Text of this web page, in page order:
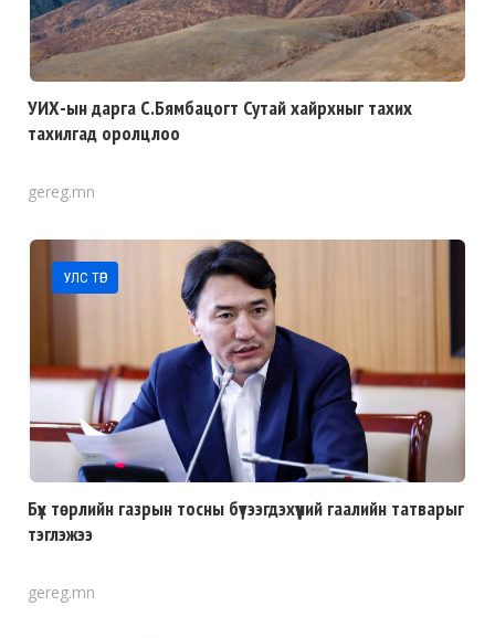
УИХ-ын дарга С.Бямбацогт Сутай хайрхныг тахих
тахилгад оролцлоо
gereg.mn
УЛС ТӨР
Бүх төрлийн газрын тосны бүтээгдэхүүний гаалийн татварыг
тэглэжээ
gereg.mn